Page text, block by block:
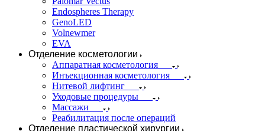
Endospheres Therapy
GenoLED
Volnewmer
EVA
Отделение косметологии
Аппаратная косметология
Инъекционная косметология
Нитевой лифтинг
Уходовые процедуры
Массажи
Реабилитация после операций
Отделение пластической хирургии